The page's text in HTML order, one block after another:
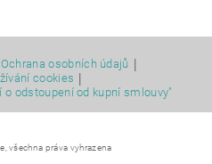
Ochrana osobních údajů |
cookies |
odstoupení od kupní smlouvy"
všechna práva vyhrazena